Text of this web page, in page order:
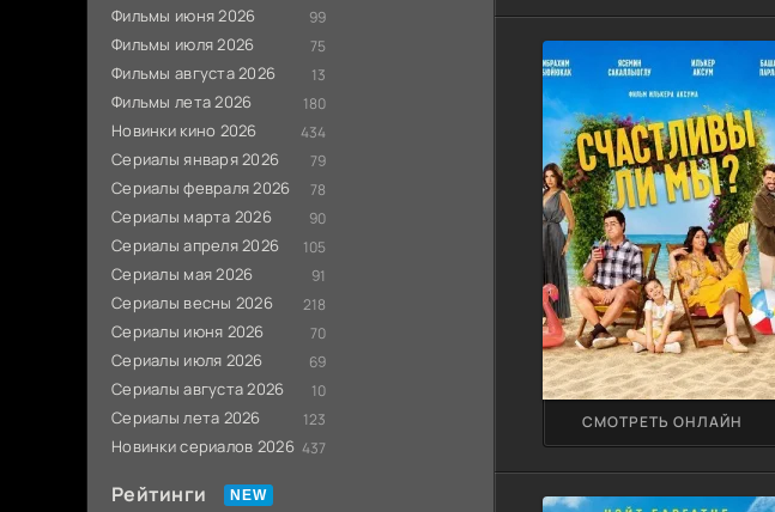
Фильмы июня 2026 99
Фильмы июля 2026 75
Фильмы августа 2026 13
Фильмы лета 2026 180
Новинки кино 2026 434
Сериалы января 2026 79
Сериалы февраля 2026 78
Сериалы марта 2026 90
Сериалы апреля 2026 105
Сериалы мая 2026 91
Сериалы весны 2026 218
Сериалы июня 2026 70
Сериалы июля 2026 69
Сериалы августа 2026 10
Сериалы лета 2026 123
Новинки сериалов 2026 437
Рейтинги
СМОТРЕТЬ ОНЛАЙН